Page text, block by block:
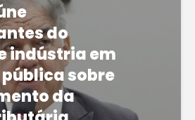
do
indústria em
sobre
da